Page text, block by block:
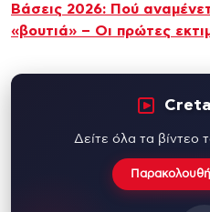
Βάσεις 2026: Πού
«βουτιά» – Οι πρώτες
Δείτε όλα τα βίντεο